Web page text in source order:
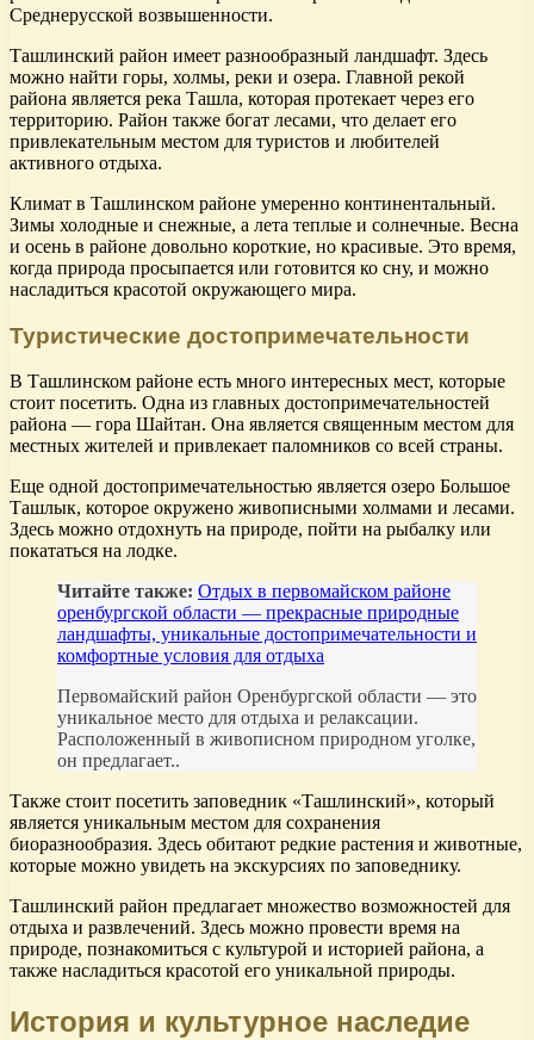
Среднерусской возвышенности.
Ташлинский район имеет разнообразный ландшафт. Здесь
можно найти горы, холмы, реки и озера. Главной рекой
района является река Ташла, которая протекает через его
территорию. Район также богат лесами, что делает его
привлекательным местом для туристов и любителей
активного отдыха.
Климат в Ташлинском районе умеренно континентальный.
Зимы холодные и снежные, а лета теплые и солнечные. Весна
и осень в районе довольно короткие, но красивые. Это время,
когда природа просыпается или готовится ко сну, и можно
насладиться красотой окружающего мира.
Туристические достопримечательности
В Ташлинском районе есть много интересных мест, которые
стоит посетить. Одна из главных достопримечательностей
района — гора Шайтан. Она является священным местом для
местных жителей и привлекает паломников со всей страны.
Еще одной достопримечательностью является озеро Большое
Ташлык, которое окружено живописными холмами и лесами.
Здесь можно отдохнуть на природе, пойти на рыбалку или
покататься на лодке.
Читайте также: Отдых в первомайском районе
оренбургской области — прекрасные природные
ландшафты, уникальные достопримечательности и
комфортные условия для отдыха
Первомайский район Оренбургской области — это
уникальное место для отдыха и релаксации.
Расположенный в живописном природном уголке,
он предлагает..
Также стоит посетить заповедник «Ташлинский», который
является уникальным местом для сохранения
биоразнообразия. Здесь обитают редкие растения и животные,
которые можно увидеть на экскурсиях по заповеднику.
Ташлинский район предлагает множество возможностей для
отдыха и развлечений. Здесь можно провести время на
природе, познакомиться с культурой и историей района, а
также насладиться красотой его уникальной природы.
История и культурное наследие